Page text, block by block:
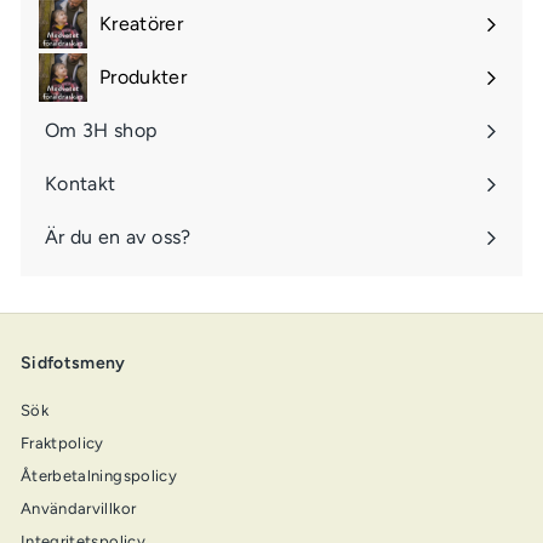
Kreatörer
Öppna
undermenyProdukter
Öppna
undermeny
Om 3H shop
Kontakt
Är du en av oss?
Sidfotsmeny
Sök
Fraktpolicy
Återbetalningspolicy
Användarvillkor